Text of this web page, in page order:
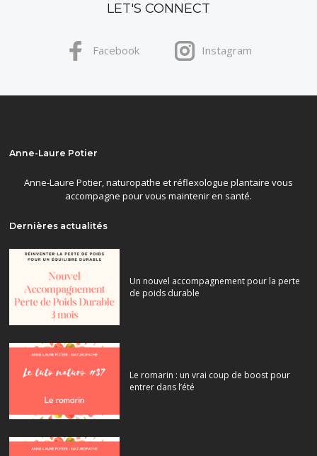
LET'S CONNECT
Facebook Instagram
Anne-Laure Potier
Anne-Laure Potier, naturopathe et réflexologue plantaire vous
accompagne pour vous maintenir en santé.
Dernières actualités
Un nouvel accompagnement pour la perte
de poids durable
Le romarin : un vrai coup de boost pour
entrer dans l’été